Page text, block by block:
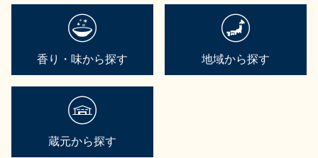
地酒カタログ
地酒用語集
香り・味から探す 地域から探す
蔵元から探す